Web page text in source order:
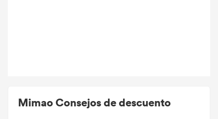
Mimao Consejos de descuento